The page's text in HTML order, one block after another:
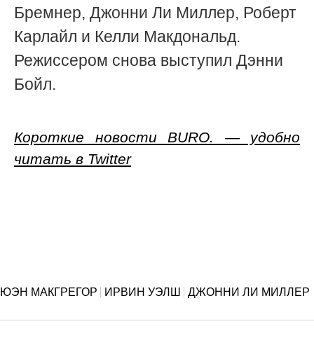
Бремнер, Джонни Ли Миллер, Роберт
Карлайл и Келли Макдональд.
Режиссером снова выступил Дэнни
Бойл.
Короткие новости BURO. — удобно
читать в Twitter
ЮЭН МАКГРЕГОР ИРВИН УЭЛШ ДЖОННИ ЛИ МИЛЛЕР